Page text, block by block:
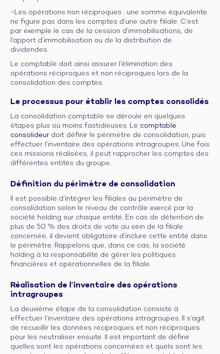
-Les opérations non réciproques : une somme équivalente
ne figure pas dans les comptes d’une autre filiale. C’est
par exemple le cas de la cession d’immobilisations, de
l’apport d’immobilisation ou de la distribution de
dividendes.
Le comptable doit ainsi assurer l’élimination des
opérations réciproques et non réciproques lors de la
consolidation des comptes.
Le processus pour établir les comptes consolidés
La consolidation comptable se déroule en quelques
étapes plus ou moins fastidieuses. Le comptable
consolideur doit définir le périmètre de consolidation, puis
effectuer l’inventaire des opérations intragroupes. Une fois
ces missions réalisées, il peut rapprocher les comptes des
différentes entités du groupe.
Définition du périmètre de consolidation
Il est possible d’intégrer les filiales au périmètre de
consolidation selon le niveau de contrôle exercé par la
société holding sur chaque entité. En cas de détention de
plus de 50 % des droits de vote au sein de la filiale
concernée, il devient obligatoire d’inclure cette entité dans
le périmètre. Rappelons que, dans ce cas, la société
holding à la responsabilité de gérer les politiques
financières et opérationnelles de la filiale.
Réalisation de l’inventaire des opérations
intragroupes
La deuxième étape de la consolidation consiste à
effectuer l’inventaire des opérations intragroupes. Il s’agit
de recueillir les données réciproques et non réciproques
pour les neutraliser ensuite. Il est important de définir
quelles sont les opérations concernées et quels sont les